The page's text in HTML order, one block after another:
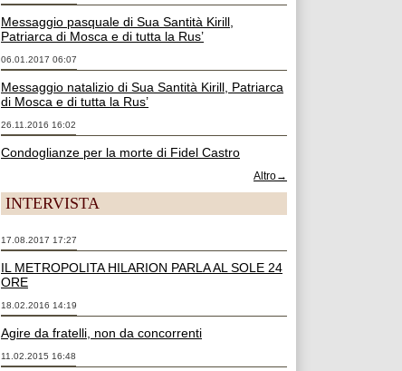
Messaggio pasquale di Sua Santità Kirill,
Patriarca di Mosca e di tutta la Rus’
06.01.2017 06:07
Messaggio natalizio di Sua Santità Kirill, Patriarca
di Mosca e di tutta la Rus’
26.11.2016 16:02
Condoglianze per la morte di Fidel Castro
Altro→
INTERVISTA
17.08.2017 17:27
IL METROPOLITA HILARION PARLA AL SOLE 24
ORE
18.02.2016 14:19
Agire da fratelli, non da concorrenti
11.02.2015 16:48